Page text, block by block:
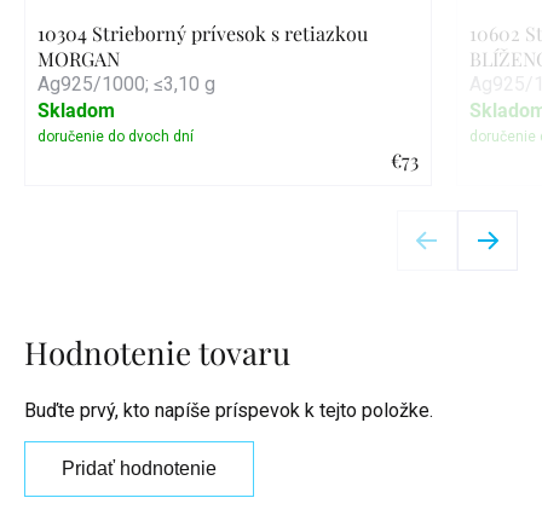
10304 Strieborný prívesok s retiazkou
MORGAN
Ag925/1000; ≤3,10 g
€73
Skladom
10602
Hodnotenie tovaru
Buďte prvý, kto napíše príspevok k tejto položke.
Pridať hodnotenie